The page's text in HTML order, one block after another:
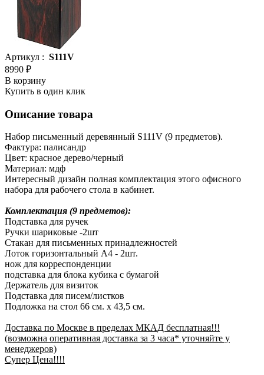
Артикул : S111V
8990 ₽
В корзину
Купить в один клик
Описание товара
Набор письменный деревянный S111V (9 предметов).
Фактура: палисандр
Цвет: красное дерево/черный
Материал: мдф
Интересный дизайн полная комплектация этого офисного
набора для рабочего стола в кабинет.
Комплектация (9 предметов):
Подставка для ручек
Ручки шариковые -2шт
Стакан для письменных принадлежностей
Лоток горизонтальный А4 - 2шт.
нож для корреспонденции
подставка для блока кубика с бумагой
Держатель для визиток
Подставка для писем/листков
Подложка на стол 66 см. x 43,5 см.
Доставка по Москве в пределах МКАД бесплатная!!!
(возможна оперативная доставка за 3 часа* уточняйте у
менеджеров)
Супер Цена!!!!